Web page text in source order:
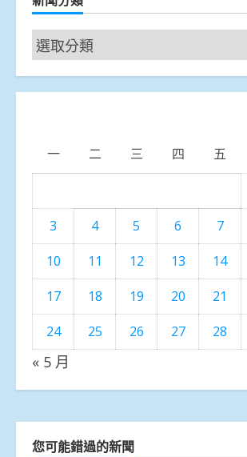
新
聞
分
一 二 三 四 五
3
4 5 6 7
10
11 12 13 14
17
18 19 20 21
24
25 26 27 28
« 5 月
您可能錯過的新聞